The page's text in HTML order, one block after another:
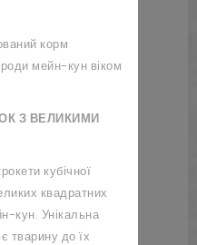
корм
мейн-кун віком
З ВЕЛИКИМИ
кубічної
квадратних
кун. Унікальна
тварину до їх